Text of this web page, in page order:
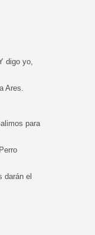
digo yo,
Ares.
para
darán el